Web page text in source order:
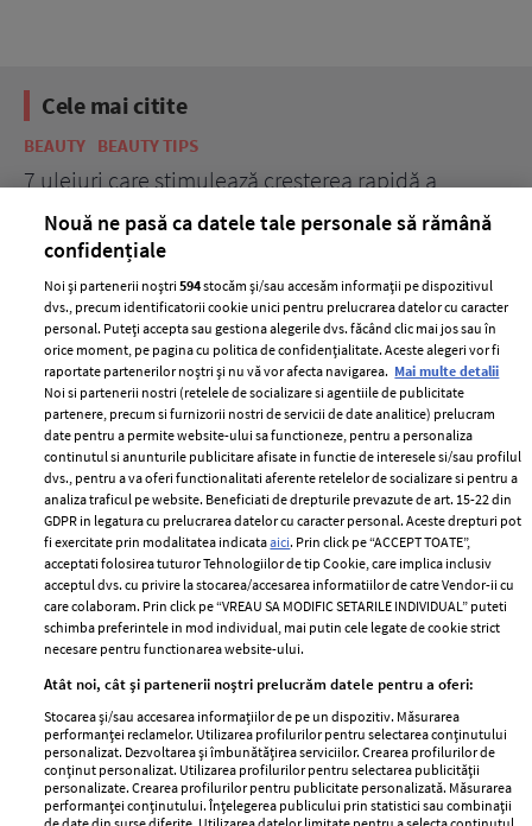
Cele mai citite
BEAUTY BEAUTY TIPS
7 uleiuri care stimulează creșterea rapidă a
părului
ELLE Style Awards
2024
Despre ELLE
Romania
Contact
Abonamente
Termeni si conditii
Politica de
confidențialitate
Politica de cookies
Publicitate
Stiri
GSP
Unica
Baby
Retete
Libertatea pentru
Viva
Avantaje
Retete practice
Nouă ne pasă ca datele tale personale să rămână
confidențiale
Noi și partenerii noștri594stocăm și/sau accesăm informații pe dispozitivul
dvs., precum identificatorii cookie unici pentru prelucrarea datelor cu caracter
personal. Puteți accepta sau gestiona alegerile dvs. făcând clic mai jos sau în
orice moment, pe pagina cu politica de confidențialitate. Aceste alegeri vor fi
raportate partenerilor noștri și nu vă vor afecta navigarea. Mai multe detalii
Noi si partenerii nostri (retelele de socializare si agentiile de publicitate
partenere, precum si furnizorii nostri de servicii de date analitice) prelucram
date pentru a permite website-ului sa functioneze, pentru a personaliza
continutul si anunturile publicitare afisate in functie de interesele si/sau profilul
dvs., pentru a va oferi functionalitati aferente retelelor de socializare si pentru a
analiza traficul pe website. Beneficiati de drepturile prevazute de art. 15-22 din
GDPR in legatura cu prelucrarea datelor cu caracter personal. Aceste drepturi pot
fi exercitate prin modalitatea indicataaici. Prin click pe “ACCEPT TOATE”,
acceptati folosirea tuturor Tehnologiilor de tip Cookie, care implica inclusiv
acceptul dvs. cu privire la stocarea/accesarea informatiilor de catre Vendor-ii cu
care colaboram. Prin click pe “VREAU SA MODIFIC SETARILE INDIVIDUAL” puteti
schimba preferintele in mod individual, mai putin cele legate de cookie strict
necesare pentru functionarea website-ului.
Atât noi, cât și partenerii noștri prelucrăm datele pentru a oferi:
Stocarea și/sau accesarea informațiilor de pe un dispozitiv. Măsurarea
performanței reclamelor. Utilizarea profilurilor pentru selectarea conținutului
personalizat. Dezvoltarea și îmbunătățirea serviciilor. Crearea profilurilor de
conținut personalizat. Utilizarea profilurilor pentru selectarea publicității
personalizate. Crearea profilurilor pentru publicitate personalizată. Măsurarea
performanței conținutului. Înțelegerea publicului prin statistici sau combinații